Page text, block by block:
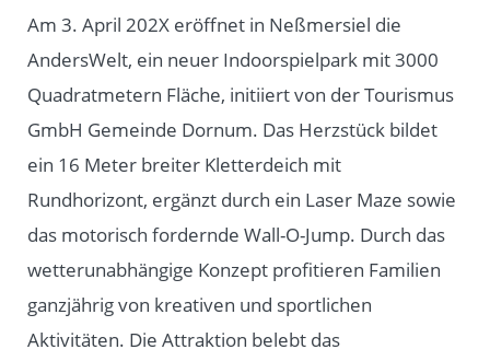
Am 3. April 202X eröffnet in Neßmersiel die
AndersWelt, ein neuer Indoorspielpark mit 3000
Quadratmetern Fläche, initiiert von der Tourismus
GmbH Gemeinde Dornum. Das Herzstück bildet
ein 16 Meter breiter Kletterdeich mit
Rundhorizont, ergänzt durch ein Laser Maze sowie
das motorisch fordernde Wall-O-Jump. Durch das
wetterunabhängige Konzept profitieren Familien
ganzjährig von kreativen und sportlichen
Aktivitäten. Die Attraktion belebt das